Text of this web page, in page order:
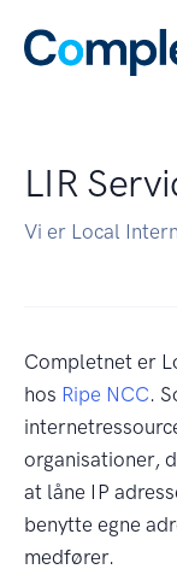
LIR
Vi er Local
Completnet er
hos Ripe NCC.
organisationer,
at låne IP
benytte egne
medfører.